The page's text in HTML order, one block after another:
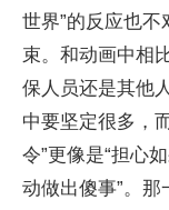
世界”的反应也
束。和动画中相
保人员还是其他
中要坚定很多，
令”更像是“担心
动做出傻事”。